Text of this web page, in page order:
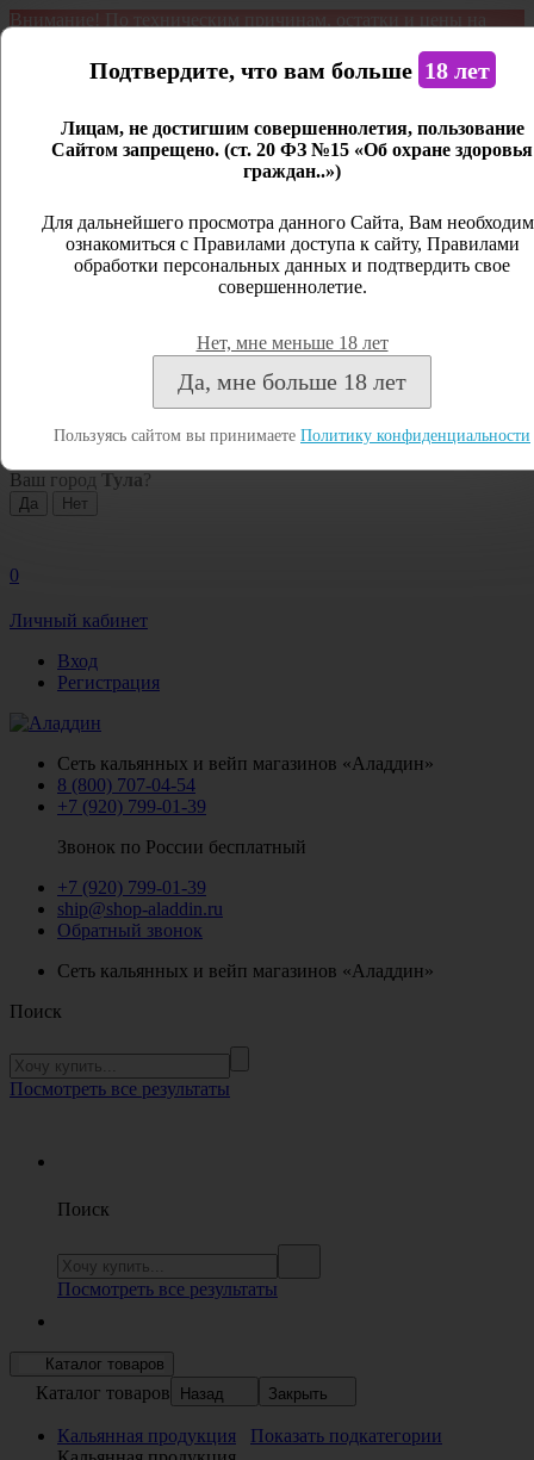
Внимание! По техническим причинам, остатки и цены на
является демонстрационным. Дистанционная продажа не
Открыть сайдбар
Личный кабинет
Закрыть
Посмотреть все результаты
Ваш город Тула ?
0
Личный кабинет
Вход
Регистрация
Сеть кальянных и вейп магазинов «Аладдин»
8 (800) 707-04-54
+7 (920) 799-01-39
Звонок по России бесплатный
+7 (920) 799-01-39
ship@shop-aladdin.ru
Обратный звонок
Сеть кальянных и вейп магазинов «Аладдин»
Поиск
Посмотреть все результаты
Поиск
Посмотреть все результаты
Каталог товаров
Каталог товаров Назад Закрыть
Кальянная продукция
Показать подкатегории
Подтвердите, что вам больше 18 лет
Лицам, не достигшим совершеннолетия, пользование
Сайтом запрещено. (ст. 20 ФЗ №15 «Об охране здоровья
граждан..»)
Для дальнейшего просмотра данного Сайта, Вам
ознакомиться с Правилами доступа к сайту, Правилами
обработки персональных данных и подтвердить свое
совершеннолетие.
Нет, мне меньше 18 лет
Да, мне больше 18 лет
Пользуясь сайтом вы принимаете Политику конфиденциальности